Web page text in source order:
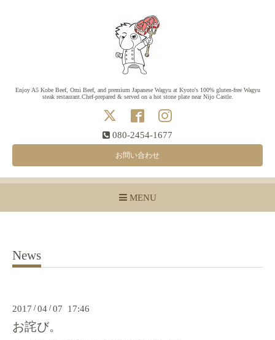
Enjoy A5 Kobe Beef, Omi Beef, and premium Japanese Wagyu at Kyoto's 100% gluten-free Wagyu
steak restaurant.Chef-prepared & served on a hot stone plate near Nijo Castle.
080-2454-1677
お問い合わせ
MENU
News
2017 /04 /07 17:46
お詫び。